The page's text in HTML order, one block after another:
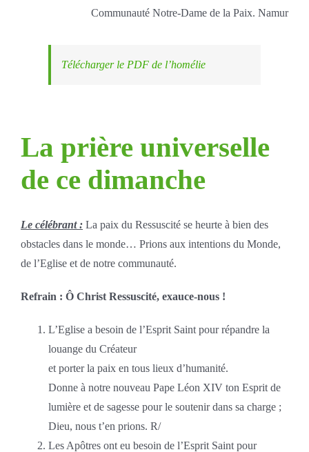
Communauté Notre-Dame de la Paix. Namur
Télécharger le PDF de l’homélie
La prière universelle
de ce dimanche
Le célébrant :La paix du Ressuscité se heurte à bien des
obstacles dans le monde… Prions aux intentions du Monde,
de l’Eglise et de notre communauté.
Refrain : Ô Christ Ressuscité, exauce-nous !
L’Eglise a besoin de l’Esprit Saint pour répandre la
louange du Créateur
et porter la paix en tous lieux d’humanité.
Donne à notre nouveau Pape Léon XIV ton Esprit de
lumière et de sagesse pour le soutenir dans sa charge ;
Dieu, nous t’en prions. R/
Les Apôtres ont eu besoin de l’Esprit Saint pour